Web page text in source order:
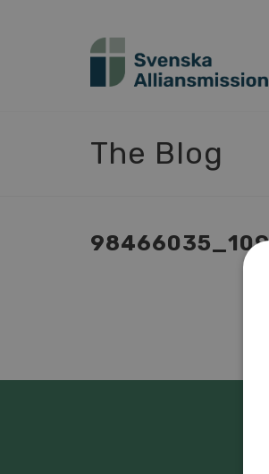
The Blog